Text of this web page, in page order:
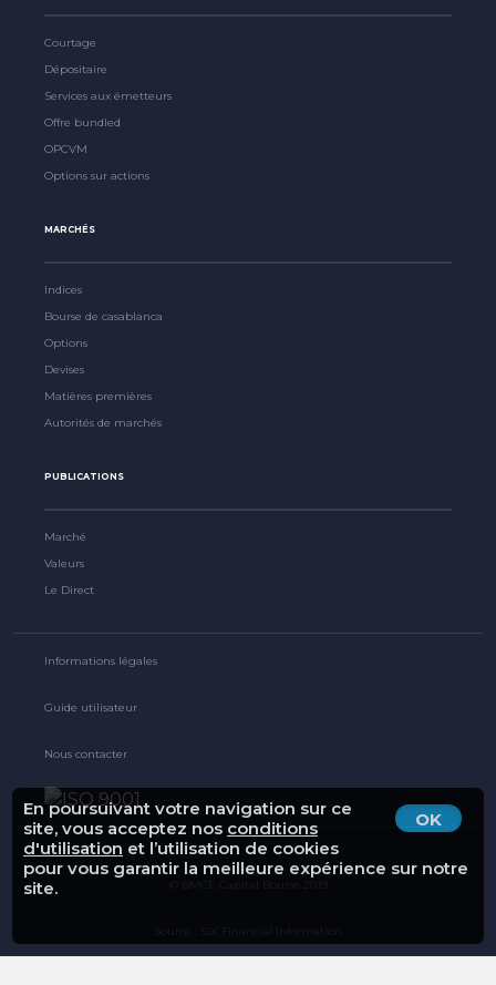
OK
En poursuivant votre navigation sur ce
site, vous acceptez nos conditions
d'utilisation et l’utilisation de cookies
pour vous garantir la meilleure expérience sur notre
site.
Courtage
Dépositaire
Services aux émetteurs
Offre bundled
OPCVM
Options sur actions
MARCHÉS
Indices
Bourse de casablanca
Options
Devises
Matières premières
Autorités de marchés
PUBLICATIONS
Marché
Valeurs
Le Direct
Informations légales
Guide utilisateur
Nous contacter